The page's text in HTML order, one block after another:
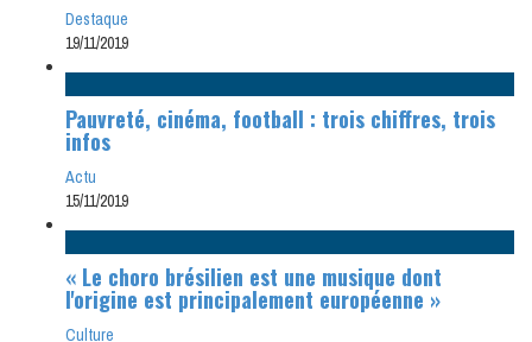
Destaque
19/11/2019
Pauvreté, cinéma, football : trois chiffres, trois
infos
Actu
15/11/2019
« Le choro brésilien est une musique dont
l'origine est principalement européenne »
Culture